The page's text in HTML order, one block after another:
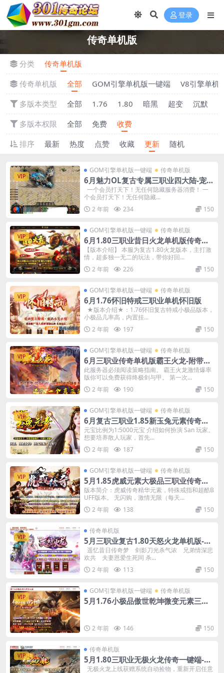
登录
传奇单机版
分类
传奇单机版
传奇单机版
全部 GOM引擎单机版一键端
V8引擎单机
多版本类型
全部 1.76 1.80 暗黑 超变 沉默
多版本权限
全部 免费
收费
排序
最新 热度 点赞 收藏 更新 随机
VIP
GOM引擎单机版一键端 传奇单机版
6月魅力OL复古专属三职业四大陆-宠物
坐骑-复古耐玩-附带GM后台
一个会员打天下！无任何隐藏服务器消费！ 一
个会员打天下！无任何隐藏...
2 年前
234 150
VIP
GOM引擎单机版一键端 传奇单机版
6月1.80三职业昔日火龙单机版传奇装
备上缴-重铸炼化强化-附带GM后台
【版本介绍】 本服为复古1.80火龙版本，主打激
情，超多独一无二的玩法，带你好回...
2 年前
226 150
VIP
GOM引擎单机版一键端 传奇单机版
6月1.76怀旧特戒三职业单机怀旧版
★版本介绍★：1.76怀旧复古特戒小极品版本，
小极品几率高，内置挂...
2 年前
197 150
VIP
GOM引擎单机版一键端 传奇单机版
6月三职业传奇单机版霸王火龙-附带G
M后台
此服务器必须阅读策略指南。 霸王火龙激情爆率
版你可以免费获得终极剑与甲。 第一次...
2 年前
190 150
VIP
GOM引擎单机版一键端 传奇单机版
6月复古三职业1.85新玉兔元素传奇单
机版本-附带GM后台
元宝比例为1:5000元宝 介绍如何扮演 San 玩家。
想要培养散人玩家，首先...
2 年前
187 150
VIP
GOM引擎单机版一键端 传奇单机版
5月1.85虎威元素大极品三职业传奇一
键端-附带GM后台
版本简介：虎威传奇精华元素，特殊戒指和超酷B
UFF版本。 无闪购，激情无限（每天...
2 年前
138 150
VIP
传奇单机版
5月三职业复古1.80天怒火龙单机版-附
带GM后台一键端
遥忆昔日传奇梦 剑影刀光杀气浓 兄弟情深悲
欢共 夫妻恩爱生死同 杀...
2 年前
113 150
VIP
GOM引擎单机版一键端 传奇单机版
5月1.76小极品傲世乾坤微变元素三职
2 年前 146 150
VIP
传奇单机版
5月1.80三职业无极火龙传奇一键端-九
层妖塔庄园-附带GM后台
无极火龙上线获赠系统自动捡物，重新开启任意